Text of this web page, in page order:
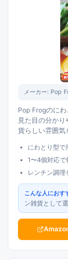
メーカー: Pop
Pop Frogのにわ
見た目の分か
貨らしい雰囲気
にわとり型で
1〜4個対応
レンチン調
こんな人におす
ン雑貨として